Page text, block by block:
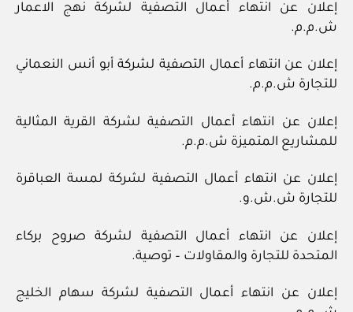
إعلان عن انتهاء أعمال التصفية لشركة نهج الاعمار
ش.م.م.
إعلان عن انتهاء أعمال التصفية لشركة أبو أنس النعماني
للتجارة ش.م.م.
إعلان عن انتهاء أعمال التصفية لشركة القرية المثالية
للمشاريع المتميزة ش.م.م.
إعلان عن انتهاء أعمال التصفية لشركة لمسة العباقرة
للتجارة ش.ش.و.
إعلان عن انتهاء أعمال التصفية لشركة صروح بركاء
المتحدة للتجارة والمقاولات – توصية.
إعلان عن انتهاء أعمال التصفية لشركة سهام الخليج